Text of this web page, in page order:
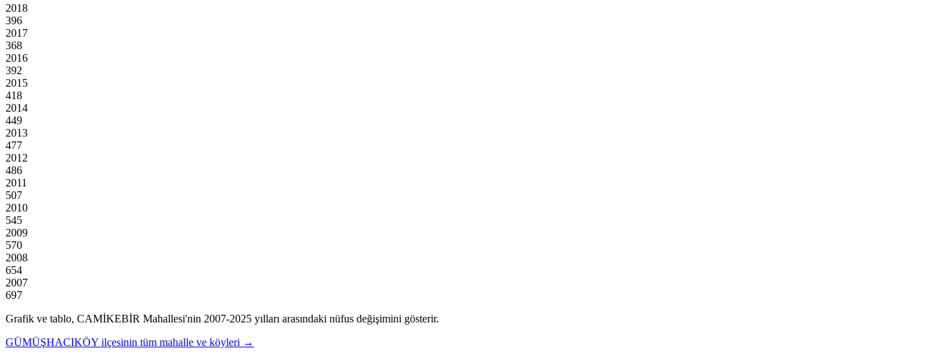
2018
396
2017
368
2016
392
2015
418
2014
449
2013
477
2012
486
2011
507
2010
545
2009
570
2008
654
2007
697
Grafik ve tablo, CAMİKEBİR Mahallesi'nin 2007-2025 yılları arasındaki nüfus değişimini gösterir.
GÜMÜŞHACIKÖY ilçesinin tüm mahalle ve köyleri →